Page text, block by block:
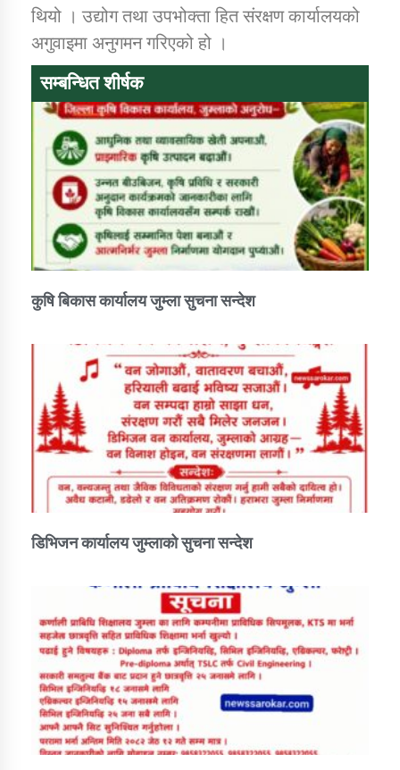
तातोपानी गाउँपालिका जुम्लाको बालविवाह सन्देश
तातोपानी गाउँपालिका जुम्लाको सूचना
तातोपानी गाउँपालिका जुम्लाको सूचना
थियो । उद्योग तथा उपभोक्ता हित संरक्षण कार्यालयको
अगुवाइमा अनुगमन गरिएको हो ।
सम्बन्धित शीर्षक
कुषि बिकास कार्यालय जुम्ला सुचना सन्देश
डिभिजन कार्यालय जुम्लाको सुचना सन्देश